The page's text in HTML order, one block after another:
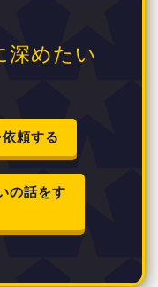
深めたい
頼する
の話をす